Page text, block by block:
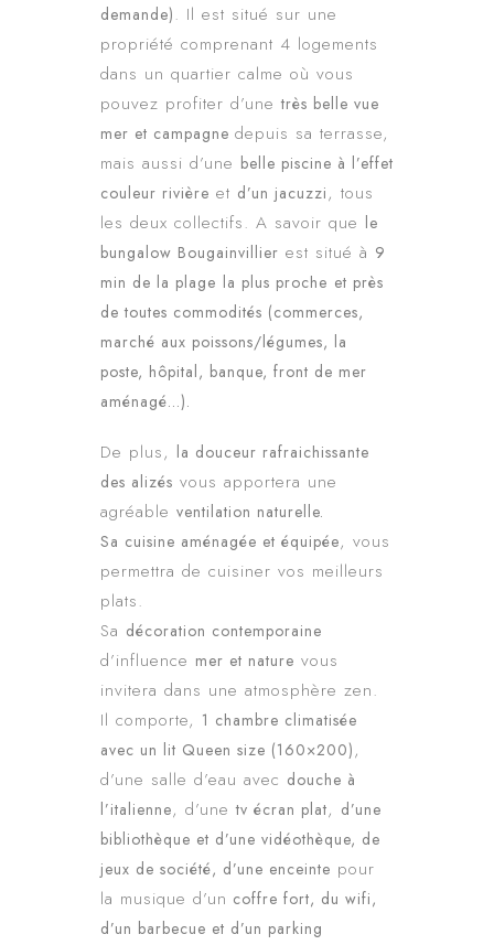
demande) . Il est situé sur une
propriété comprenant 4 logements
dans un quartier calme où vous
pouvez profiter d’unetrès belle vue
mer et campagne depuis sa terrasse,
mais aussi d’une belle piscine à l’effet
couleur rivière et d’un jacuzzi, tous
les deux collectifs. A savoir que le
bungalow Bougainvillier est situé à 9
min de la plage la plus proche et près
de toutes commodités (commerces,
marché aux poissons/légumes, la
poste, hôpital, banque, front de mer
aménagé…).
De plus, la douceur rafraichissante
des alizés vous apportera une
agréable ventilation naturelle.
Sa cuisine aménagée et équipée, vous
permettra de cuisiner vos meilleurs
plats.
Sa décoration contemporaine
d’influence mer et nature vous
invitera dans une atmosphère zen.
Il comporte, 1 chambre climatisée
avec un lit Queen size (160×200),
d’une salle d’eau avec douche à
l’italienne, d’unetv écran plat, d’une
bibliothèque et d’une vidéothèque, de
jeux de société, d’une enceinte pour
la musique d’un coffre fort, du wifi,
d’un barbecue et d’un parking